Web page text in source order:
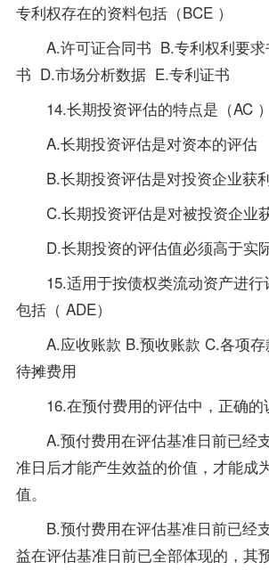
专利权存在的资料包括（BCE ）
A.许可证合同书 B.专利权利要求
书 D.市场分析数据 E.专利证书
14.长期投资评估的特点是（AC ）
A.长期投资评估是对资本的评估
B.长期投资评估是对投资企业获
C.长期投资评估是对被投资企业
D.长期投资的评估值必须高于实
15.适用于按债权类流动资产进行
包括（ ADE）
A.应收账款 B.预收账款 C.各项存
待摊费用
16.在预付费用的评估中，正确的
A.预付费用在评估基准日前已经
准日后才能产生效益的价值，才能成
值。
B.预付费用在评估基准日前已经
益在评估基准日前已全部体现的，其